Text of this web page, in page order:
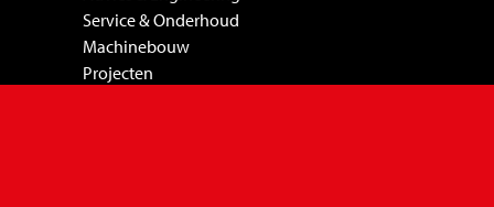
Service & Onderhoud
Machinebouw
Projecten